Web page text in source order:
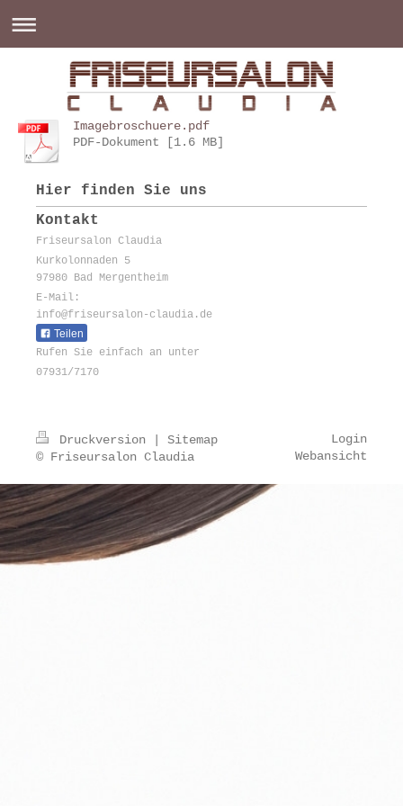
Imagebroschuere.pdf
PDF-Dokument [1.6 MB]
Hier finden Sie uns
Kontakt
Friseursalon Claudia
Kurkolonnaden 5
97980 Bad Mergentheim
E-Mail:
info@friseursalon-claudia.de
Teilen
Rufen Sie einfach an unter
07931/7170
Druckversion
Sitemap
© Friseursalon Claudia
Login
Webansicht